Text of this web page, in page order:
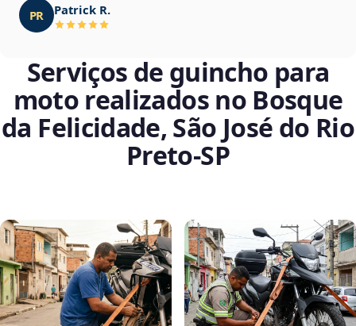
PR Patrick R.
Serviços de guincho para
moto realizados no Bosque
da Felicidade, São José do Rio
Preto‑SP